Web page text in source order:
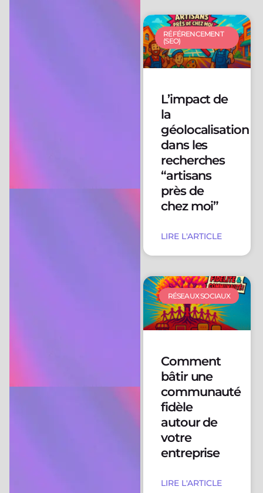
RÉFÉRENCEMENT
(SEO)
L’impact de
la
géolocalisation
dans les
recherches
“artisans
près de
chez moi”
LIRE L'ARTICLE
RÉSEAUX SOCIAUX
Comment
bâtir une
communauté
fidèle
autour de
votre
entreprise
LIRE L'ARTICLE